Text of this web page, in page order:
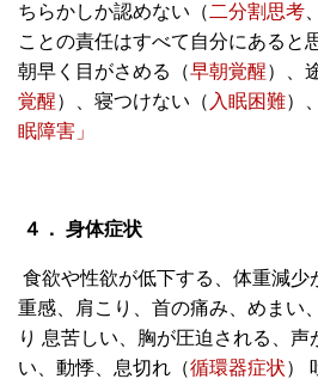
ちらかしか認めない（ 二分割思考
ことの責任はすべて自分にあると
朝早く目がさめる（早朝覚醒）、
覚醒）、寝つけない（ 入眠困難）
眠障害」
４． 身体症状
食欲や性欲が低下する、体重減少
重感、肩こり、首の痛み、めまい
り 息苦しい、胸が圧迫される、声
い、動悸、息切れ（循環器症状）